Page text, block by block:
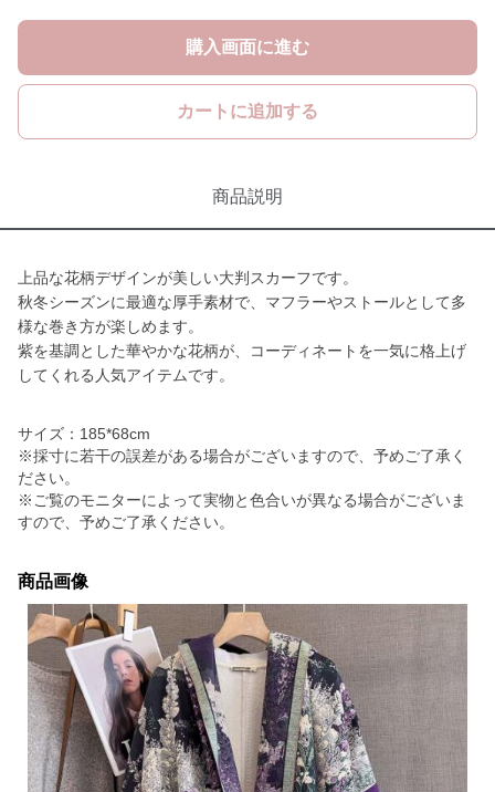
購入画面に進む
カートに追加する
商品説明
上品な花柄デザインが美しい大判スカーフです。
秋冬シーズンに最適な厚手素材で、マフラーやストールとして多
様な巻き方が楽しめます。
紫を基調とした華やかな花柄が、コーディネートを一気に格上げ
してくれる人気アイテムです。
サイズ：185*68cm
※採寸に若干の誤差がある場合がございますので、予めご了承く
ださい。
※ご覧のモニターによって実物と色合いが異なる場合がございま
すので、予めご了承ください。
商品画像